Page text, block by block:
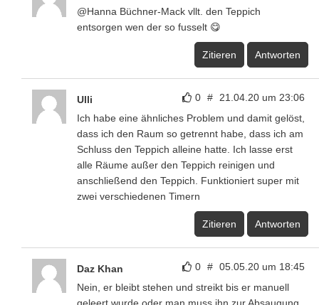
@Hanna Büchner-Mack vllt. den Teppich
entsorgen wen der so fusselt 😋
Zitieren Antworten
0 # 21.04.20 um 23:06
Ulli
Ich habe eine ähnliches Problem und damit gelöst,
dass ich den Raum so getrennt habe, dass ich am
Schluss den Teppich alleine hatte. Ich lasse erst
alle Räume außer den Teppich reinigen und
anschließend den Teppich. Funktioniert super mit
zwei verschiedenen Timern
Zitieren Antworten
0 # 05.05.20 um 18:45
Daz Khan
Nein, er bleibt stehen und streikt bis er manuell